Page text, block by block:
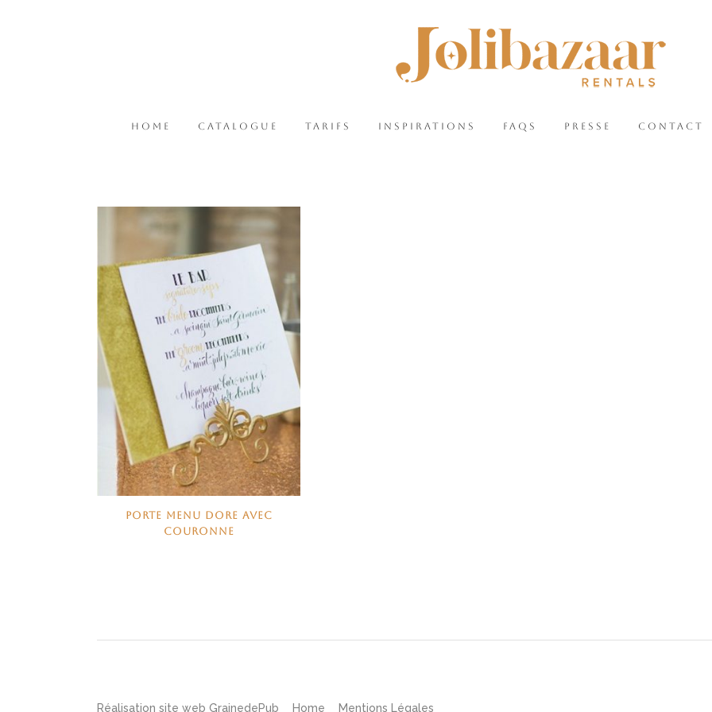
HOME CATALOGUE TARIFS INSPIRATIONS FAQS PRESSE CONTACT
PORTE MENU DORE AVEC
COURONNE
Réalisation site web GrainedePub Home Mentions Légales